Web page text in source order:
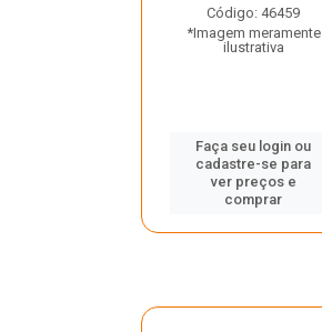
Código: 46459
*Imagem meramente
ilustrativa
Faça seu login ou
cadastre-se para
ver preços e
comprar